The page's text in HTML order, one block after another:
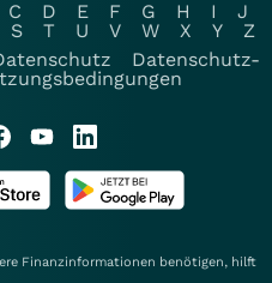
C D E F G H I
J
S T U V W X Y
Z
Datenschutz-
Finanzinformationen benötigen, hilft